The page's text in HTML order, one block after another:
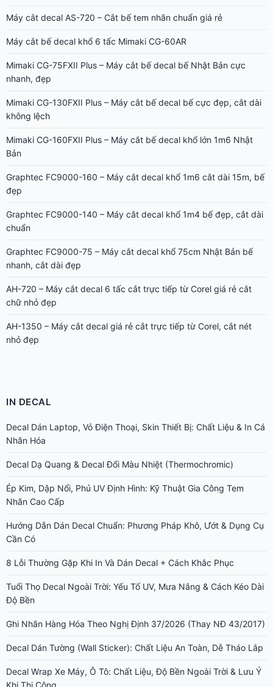
Máy cắt decal AS-720 – Cắt bế tem nhãn chuẩn giá rẻ
Máy cắt bế decal khổ 6 tấc Mimaki CG-60AR
Mimaki CG-75FXII Plus – Máy cắt bế decal bế Nhật Bản cực
nhanh, đẹp
Mimaki CG-130FXII Plus – Máy cắt bế decal bế cực đẹp, cắt dài
không lệch
Mimaki CG-160FXII Plus – Máy cắt bế decal khổ lớn 1m6 Nhật
Bản
Graphtec FC9000-160 – Máy cắt decal khổ 1m6 cắt dài 15m, bế
đẹp
Graphtec FC9000-140 – Máy cắt decal khổ 1m4 bế đẹp, cắt dài
chuẩn
Graphtec FC9000-75 – Máy cắt decal khổ 75cm Nhật Bản bế
nhanh, cắt dài đẹp
AH-720 – Máy cắt decal 6 tấc cắt trực tiếp từ Corel giá rẻ cắt
chữ nhỏ đẹp
AH-1350 – Máy cắt decal giá rẻ cắt trực tiếp từ Corel, cắt nét
nhỏ đẹp
IN DECAL
Decal Dán Laptop, Vỏ Điện Thoại, Skin Thiết Bị: Chất Liệu & In Cá
Nhân Hóa
Decal Dạ Quang & Decal Đổi Màu Nhiệt (Thermochromic)
Ép Kim, Dập Nổi, Phủ UV Định Hình: Kỹ Thuật Gia Công Tem
Nhãn Cao Cấp
Hướng Dẫn Dán Decal Chuẩn: Phương Pháp Khô, Ướt & Dụng Cụ
Cần Có
8 Lỗi Thường Gặp Khi In Và Dán Decal + Cách Khắc Phục
Tuổi Thọ Decal Ngoài Trời: Yếu Tố UV, Mưa Nắng & Cách Kéo Dài
Độ Bền
Ghi Nhãn Hàng Hóa Theo Nghị Định 37/2026 (Thay NĐ 43/2017)
Decal Dán Tường (Wall Sticker): Chất Liệu An Toàn, Dễ Tháo Lắp
Decal Wrap Xe Máy, Ô Tô: Chất Liệu, Độ Bền Ngoài Trời & Lưu Ý